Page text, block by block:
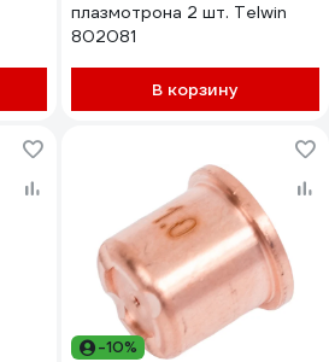
плазмотрона 2 шт. Telwin
802081
В корзину
-10%